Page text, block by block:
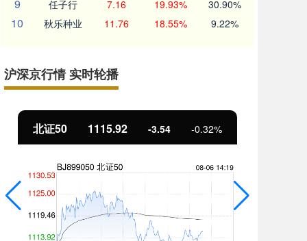
9 任子行 7.16 19.93% 30.90%
10 秋乐种业 11.76 18.55% 9.22%
沪深京行情 实时轮播
北证50 1115.92 -3.54 -0.32%